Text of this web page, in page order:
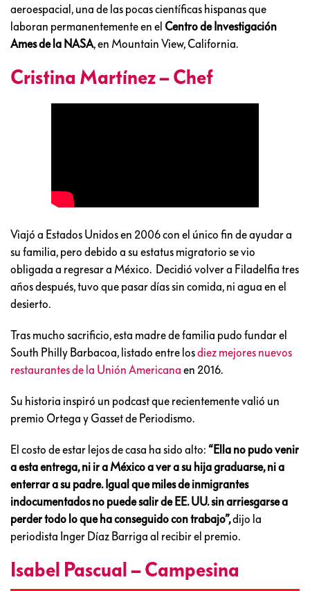
aeroespacial, una de las pocas científicas hispanas que
laboran permanentemente en el Centro de Investigación
Ames de la NASA, en Mountain View, California.
Cristina Martínez – Chef
Viajó a Estados Unidos en 2006 con el único fin de ayudar a
su familia, pero debido a su estatus migratorio se vio
obligada a regresar a México. Decidió volver a Filadelfia tres
años después, tuvo que pasar días sin comida, ni agua en el
desierto.
Tras mucho sacrificio, esta madre de familia pudo fundar el
South Philly Barbacoa, listado entre losdiez mejores nuevos
restaurantes de la Unión Americana en 2016.
Su historia inspiró un podcast que recientemente valió un
premio Ortega y Gasset de Periodismo.
El costo de estar lejos de casa ha sido alto: “Ella no pudo venir
a esta entrega, ni ir a México a ver a su hija graduarse, ni a
enterrar a su padre. Igual que miles de inmigrantes
indocumentados no puede salir de EE. UU. sin arriesgarse a
perder todo lo que ha conseguido con trabajo”,dijo la
periodista Inger Díaz Barriga al recibir el premio.
Isabel Pascual – Campesina